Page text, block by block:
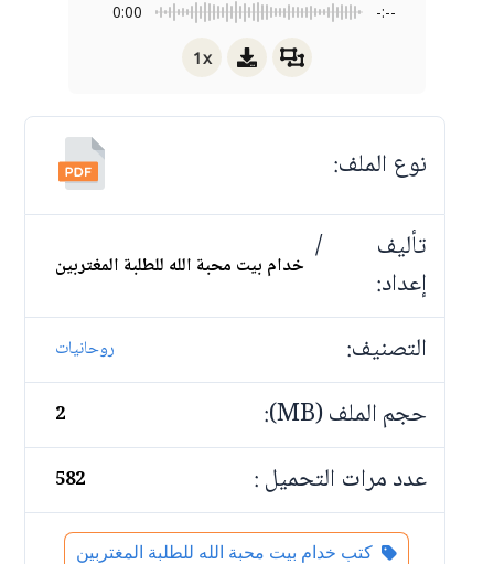
0:00 -:--
1x
نوع الملف:
تأليف /
إعداد:
خدام بيت محبة الله للطلبة المغتربين
التصنيف: روحانيات
حجم الملف (MB): 2
عدد مرات التحميل : 582
كتب خدام بيت محبة الله للطلبة المغتربين